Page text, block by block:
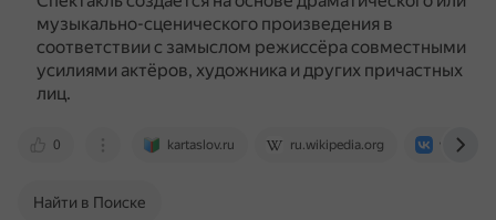
музыкально-сценического произведения в
соответствии с замыслом режиссёра совместными
усилиями актёров, художника и других причастных
лиц.
0 kartaslov.ru ru.wikipedia.org vk.com
Найти в Поиске